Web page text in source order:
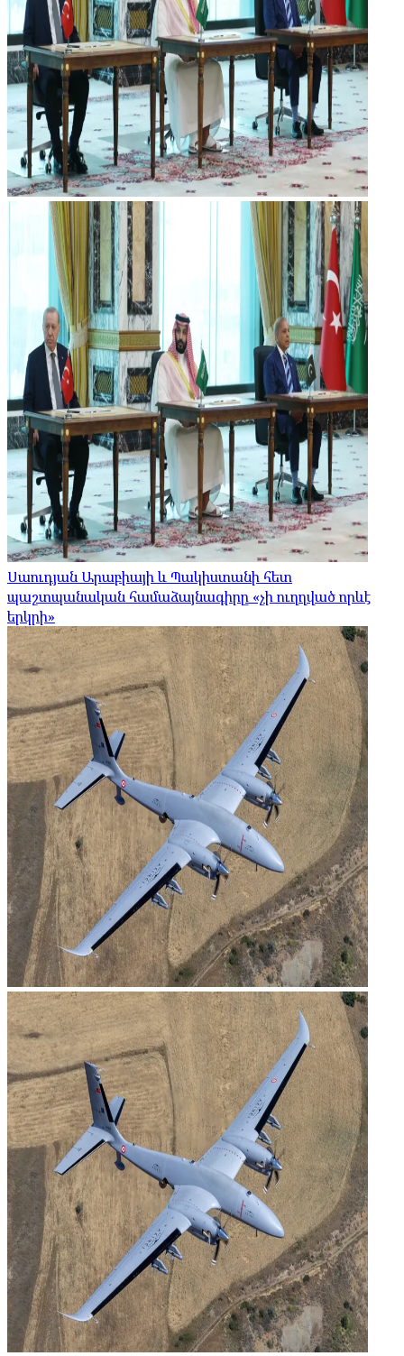
Սաուդյան Արաբիայի և Պակիստանի հետ
պաշտպանական համաձայնագիրը «չի ուղղված որևէ
երկրի»